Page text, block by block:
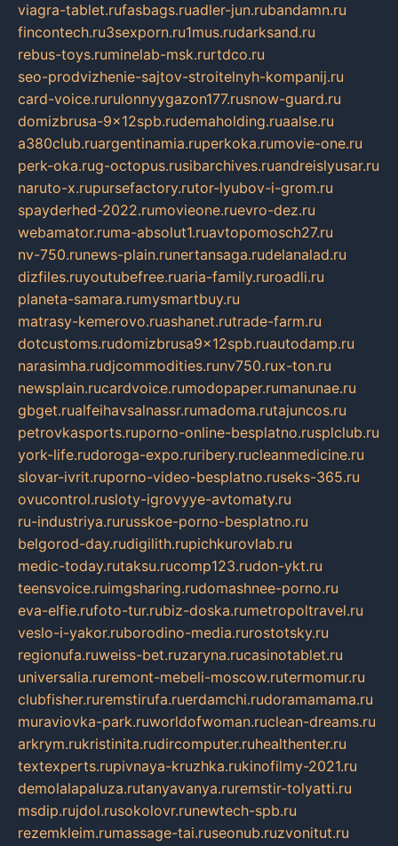
viagra-tablet.rufasbags.ruadler-jun.rubandamn.ru
fincontech.ru3sexporn.ru1mus.rudarksand.ru
rebus-toys.ruminelab-msk.rurtdco.ru
seo-prodvizhenie-sajtov-stroitelnyh-kompanij.ru
card-voice.rurulonnyygazon177.rusnow-guard.ru
domizbrusa-9x12spb.rudemaholding.ruaalse.ru
a380club.ruargentinamia.ruperkoka.rumovie-one.ru
perk-oka.rug-octopus.rusibarchives.ruandreislyusar.ru
naruto-x.rupursefactory.rutor-lyubov-i-grom.ru
spayderhed-2022.rumovieone.ruevro-dez.ru
webamator.ruma-absolut1.ruavtopomosch27.ru
nv-750.runews-plain.runertansaga.rudelanalad.ru
dizfiles.ruyoutubefree.ruaria-family.ruroadli.ru
planeta-samara.rumysmartbuy.ru
matrasy-kemerovo.ruashanet.rutrade-farm.ru
dotcustoms.rudomizbrusa9x12spb.ruautodamp.ru
narasimha.rudjcommodities.runv750.rux-ton.ru
newsplain.rucardvoice.rumodopaper.rumanunae.ru
gbget.rualfeihavsalnassr.rumadoma.rutajuncos.ru
petrovkasports.ruporno-online-besplatno.rusplclub.ru
york-life.rudoroga-expo.ruribery.rucleanmedicine.ru
slovar-ivrit.ruporno-video-besplatno.ruseks-365.ru
ovucontrol.rusloty-igrovyye-avtomaty.ru
ru-industriya.rurusskoe-porno-besplatno.ru
belgorod-day.rudigilith.rupichkurovlab.ru
medic-today.rutaksu.rucomp123.rudon-ykt.ru
teensvoice.ruimgsharing.rudomashnee-porno.ru
eva-elfie.rufoto-tur.rubiz-doska.rumetropoltravel.ru
veslo-i-yakor.ruborodino-media.rurostotsky.ru
regionufa.ruweiss-bet.ruzaryna.rucasinotablet.ru
universalia.ruremont-mebeli-moscow.rutermomur.ru
clubfisher.ruremstirufa.ruerdamchi.rudoramamama.ru
muraviovka-park.ruworldofwoman.ruclean-dreams.ru
arkrym.rukristinita.rudircomputer.ruhealthenter.ru
textexperts.rupivnaya-kruzhka.rukinofilmy-2021.ru
demolalapaluza.rutanyavanya.ruremstir-tolyatti.ru
msdip.rujdol.rusokolovr.runewtech-spb.ru
rezemkleim.rumassage-tai.ruseonub.ruzvonitut.ru